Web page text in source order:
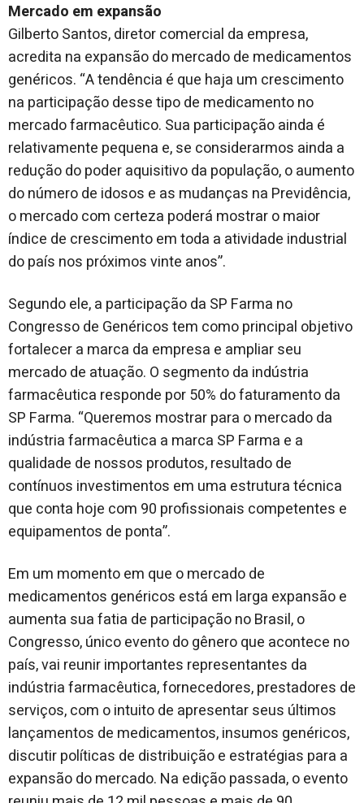
Mercado em expansão
Gilberto Santos, diretor comercial da empresa,
acredita na expansão do mercado de medicamentos
genéricos. “A tendência é que haja um crescimento
na participação desse tipo de medicamento no
mercado farmacêutico. Sua participação ainda é
relativamente pequena e, se considerarmos ainda a
redução do poder aquisitivo da população, o aumento
do número de idosos e as mudanças na Previdência,
o mercado com certeza poderá mostrar o maior
índice de crescimento em toda a atividade industrial
do país nos próximos vinte anos”.
Segundo ele, a participação da SP Farma no
Congresso de Genéricos tem como principal objetivo
fortalecer a marca da empresa e ampliar seu
mercado de atuação. O segmento da indústria
farmacêutica responde por 50% do faturamento da
SP Farma. “Queremos mostrar para o mercado da
indústria farmacêutica a marca SP Farma e a
qualidade de nossos produtos, resultado de
contínuos investimentos em uma estrutura técnica
que conta hoje com 90 profissionais competentes e
equipamentos de ponta”.
Em um momento em que o mercado de
medicamentos genéricos está em larga expansão e
aumenta sua fatia de participação no Brasil, o
Congresso, único evento do gênero que acontece no
país, vai reunir importantes representantes da
indústria farmacêutica, fornecedores, prestadores de
serviços, com o intuito de apresentar seus últimos
lançamentos de medicamentos, insumos genéricos,
discutir políticas de distribuição e estratégias para a
expansão do mercado. Na edição passada, o evento